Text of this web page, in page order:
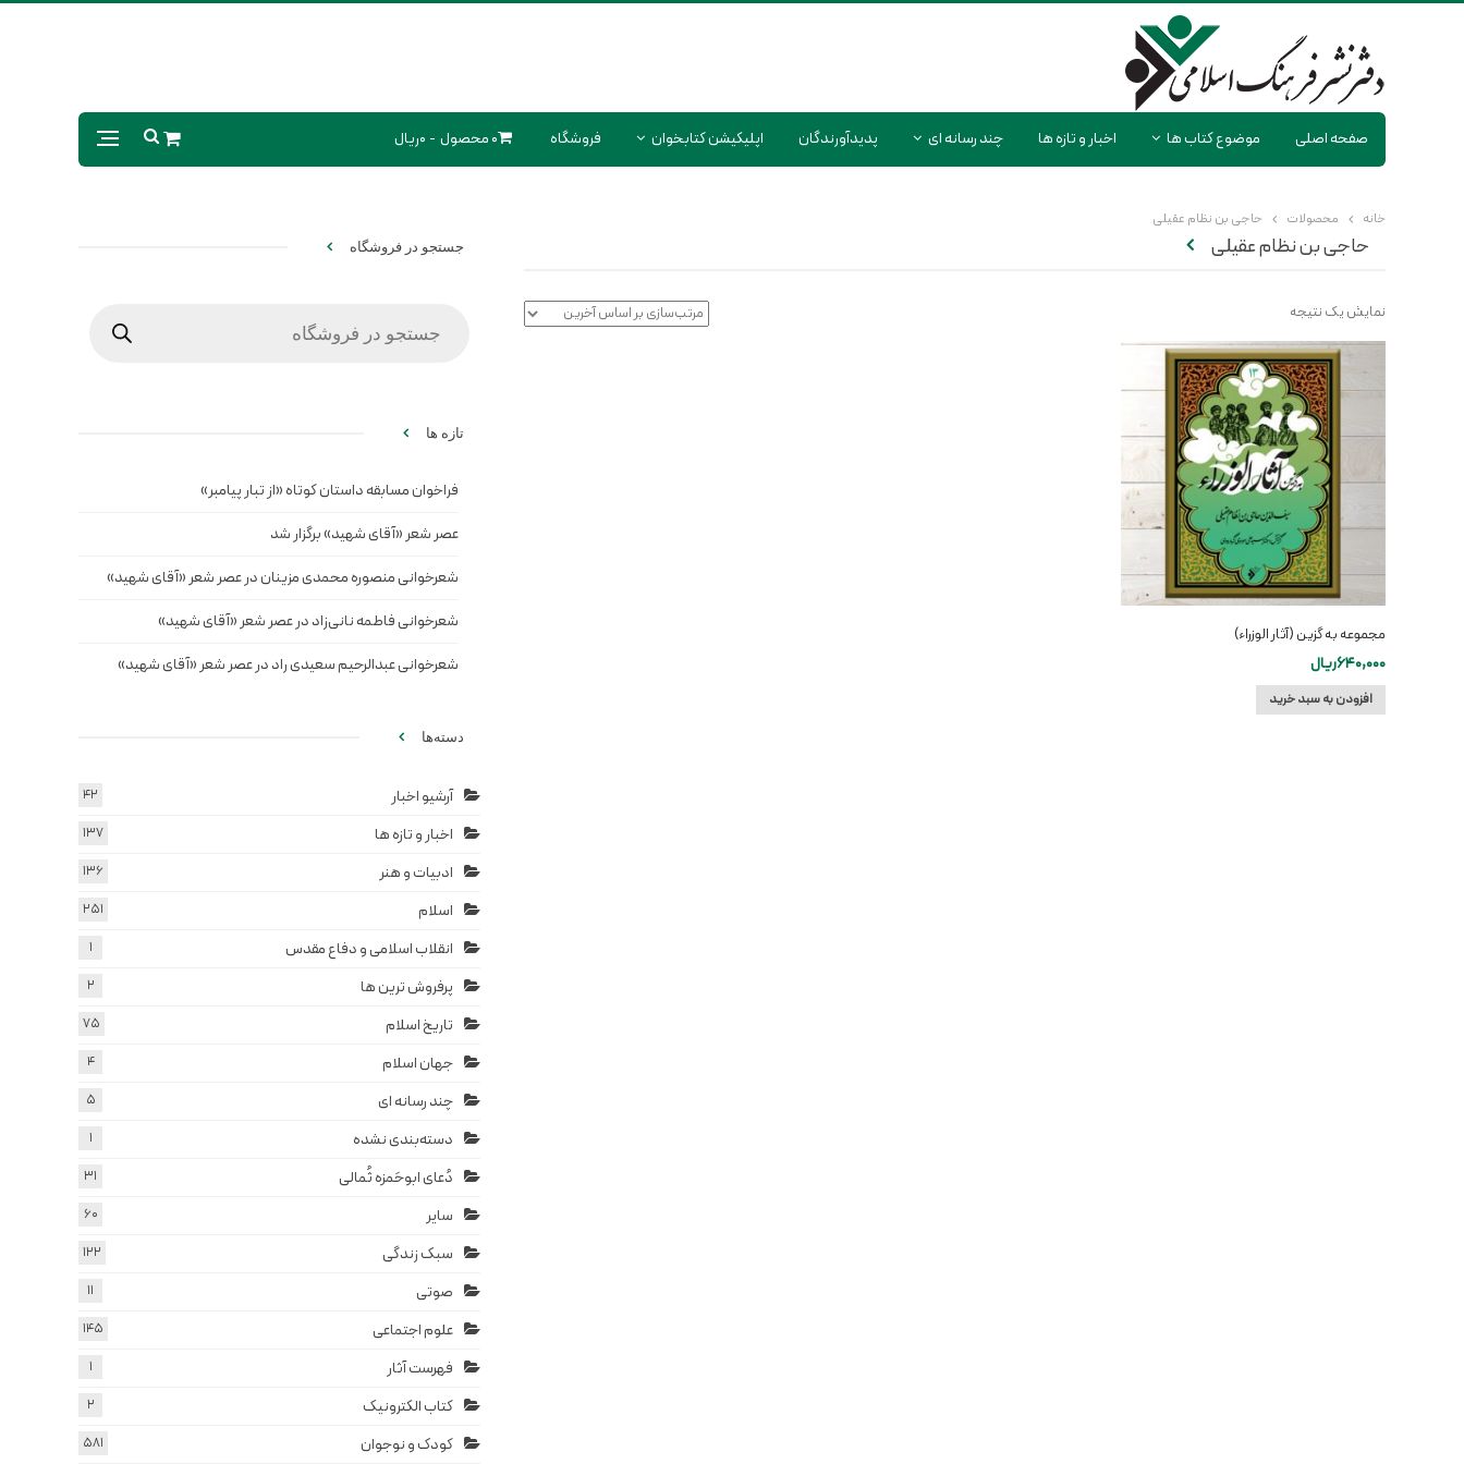
صفحه اصلی موضوع کتاب ها اخبار و تازه ها چند رسانه ای پدیدآورندگان اپلیکیشن کتابخوان فروشگاه 0 محصول 0ریال
خانه محصولات حاجی بن نظام عقیلی
حاجی بن نظام عقیلی
نمایش یک نتیجه
مجموعه به گزین (آثار الوزراء)
640,000ریال
افزودن به سبد خرید
جستجو در فروشگاه
تازه ها
فراخوان مسابقه داستان کوتاه «از تبار پیامبر»
عصر شعر «آقای شهید» برگزار شد
شعرخوانی منصوره محمدی مزینان در عصر شعر «آقای شهید»
شعرخوانی فاطمه نانی‌زاد در عصر شعر «آقای شهید»
شعرخوانی عبدالرحیم سعیدی راد در عصر شعر «آقای شهید»
دسته‌ها
آرشیو اخبار 42
اخبار و تازه ها 137
ادبیات و هنر 136
اسلام 251
انقلاب اسلامی و دفاع مقدس 1
پرفروش ترین ها 2
تاریخ اسلام 75
جهان اسلام 4
چند رسانه ای 5
دسته‌بندی نشده 1
دُعای ابوحَمزه ثُمالی 31
سایر 60
سبک زندگی 122
صوتی 11
علوم اجتماعی 145
فهرست آثار 1
کتاب الکترونیک 2
کودک و نوجوان 581